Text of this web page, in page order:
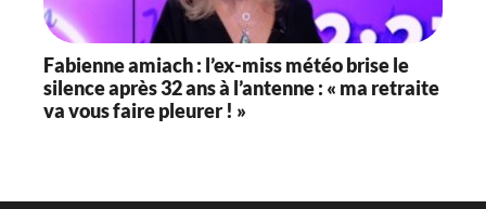
Fabienne amiach : l’ex-miss météo brise le
silence après 32 ans à l’antenne : « ma retraite
va vous faire pleurer ! »